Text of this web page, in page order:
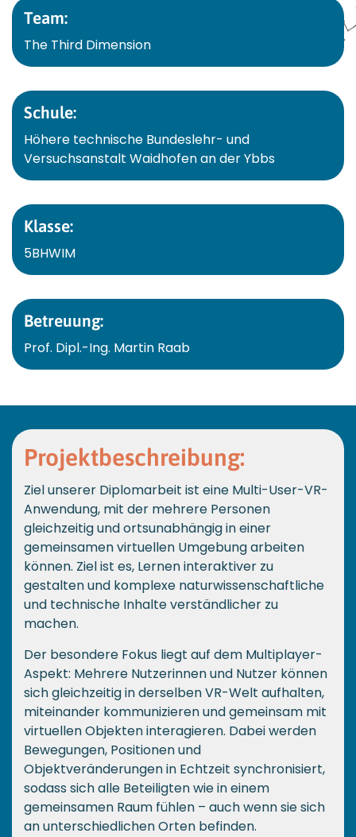
Team:
The Third Dimension
Schule:
Höhere technische Bundeslehr- und
Versuchsanstalt Waidhofen an der Ybbs
Klasse:
5BHWIM
Betreuung:
Prof. Dipl.-Ing. Martin Raab
Projektbeschreibung:
Ziel unserer Diplomarbeit ist eine Multi-User-VR-
Anwendung, mit der mehrere Personen
gleichzeitig und ortsunabhängig in einer
gemeinsamen virtuellen Umgebung arbeiten
können. Ziel ist es, Lernen interaktiver zu
gestalten und komplexe naturwissenschaftliche
und technische Inhalte verständlicher zu
machen.
Der besondere Fokus liegt auf dem Multiplayer-
Aspekt: Mehrere Nutzerinnen und Nutzer können
sich gleichzeitig in derselben VR-Welt aufhalten,
miteinander kommunizieren und gemeinsam mit
virtuellen Objekten interagieren. Dabei werden
Bewegungen, Positionen und
Objektveränderungen in Echtzeit synchronisiert,
sodass sich alle Beteiligten wie in einem
gemeinsamen Raum fühlen – auch wenn sie sich
an unterschiedlichen Orten befinden.